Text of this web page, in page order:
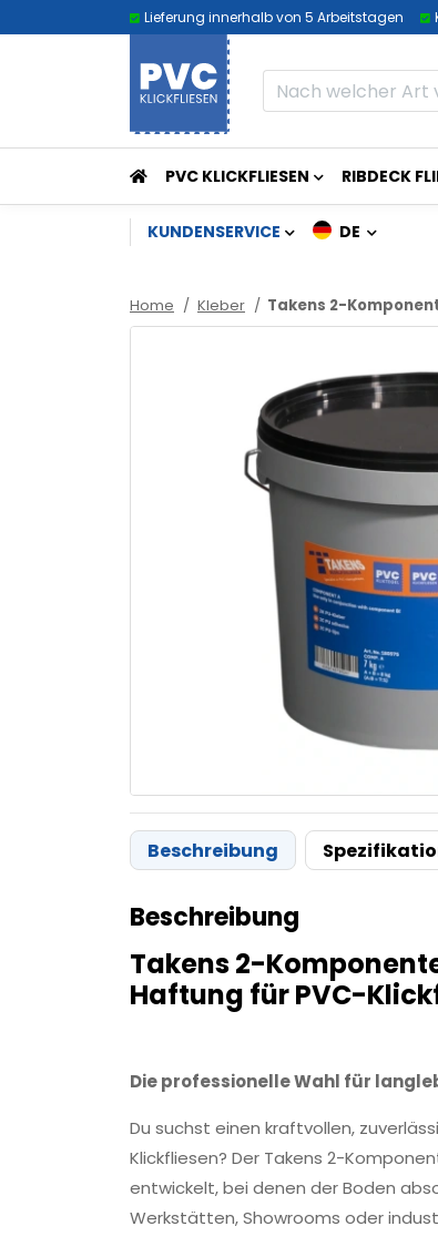
Lieferung innerhalb von 5 Arbeitstagen
PVC KLICKFLIESEN RIBDECK
KUNDENSERVICE DE
Home Kleber Takens 2-
Beschreibung
Beschreibung
Takens 2-
Haftung für PVC-
Die professionelle Wahl für
Du suchst einen kraftvollen,
Klickfliesen? Der Takens 2-
entwickelt, bei denen der Boden
Werkstätten, Showrooms oder